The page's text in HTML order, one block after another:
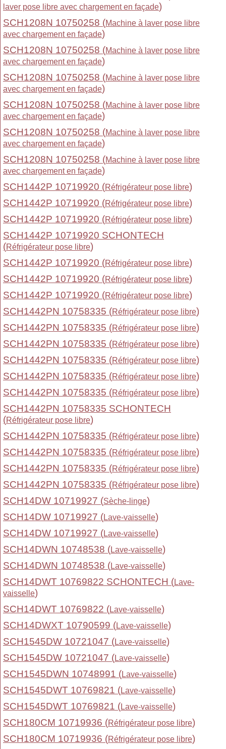
laver pose libre avec chargement en façade)
SCH1208N 10750258 (Machine à laver pose libre
avec chargement en façade)
SCH1208N 10750258 (Machine à laver pose libre
avec chargement en façade)
SCH1208N 10750258 (Machine à laver pose libre
avec chargement en façade)
SCH1208N 10750258 (Machine à laver pose libre
avec chargement en façade)
SCH1208N 10750258 (Machine à laver pose libre
avec chargement en façade)
SCH1208N 10750258 (Machine à laver pose libre
avec chargement en façade)
SCH1442P 10719920 (Réfrigérateur pose libre)
SCH1442P 10719920 (Réfrigérateur pose libre)
SCH1442P 10719920 (Réfrigérateur pose libre)
SCH1442P 10719920 SCHONTECH
(Réfrigérateur pose libre)
SCH1442P 10719920 (Réfrigérateur pose libre)
SCH1442P 10719920 (Réfrigérateur pose libre)
SCH1442P 10719920 (Réfrigérateur pose libre)
SCH1442PN 10758335 (Réfrigérateur pose libre)
SCH1442PN 10758335 (Réfrigérateur pose libre)
SCH1442PN 10758335 (Réfrigérateur pose libre)
SCH1442PN 10758335 (Réfrigérateur pose libre)
SCH1442PN 10758335 (Réfrigérateur pose libre)
SCH1442PN 10758335 (Réfrigérateur pose libre)
SCH1442PN 10758335 SCHONTECH
(Réfrigérateur pose libre)
SCH1442PN 10758335 (Réfrigérateur pose libre)
SCH1442PN 10758335 (Réfrigérateur pose libre)
SCH1442PN 10758335 (Réfrigérateur pose libre)
SCH1442PN 10758335 (Réfrigérateur pose libre)
SCH14DW 10719927 (Sèche-linge)
SCH14DW 10719927 (Lave-vaisselle)
SCH14DW 10719927 (Lave-vaisselle)
SCH14DWN 10748538 (Lave-vaisselle)
SCH14DWN 10748538 (Lave-vaisselle)
SCH14DWT 10769822 SCHONTECH (Lave-
vaisselle)
SCH14DWT 10769822 (Lave-vaisselle)
SCH14DWXT 10790599 (Lave-vaisselle)
SCH1545DW 10721047 (Lave-vaisselle)
SCH1545DW 10721047 (Lave-vaisselle)
SCH1545DWN 10748991 (Lave-vaisselle)
SCH1545DWT 10769821 (Lave-vaisselle)
SCH1545DWT 10769821 (Lave-vaisselle)
SCH180CM 10719936 (Réfrigérateur pose libre)
SCH180CM 10719936 (Réfrigérateur pose libre)